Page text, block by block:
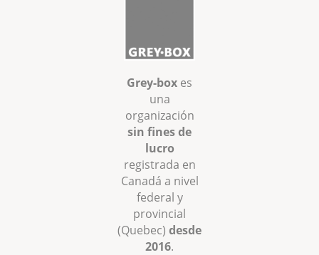
Grey-box es
una
organización
sin fines de
lucro
registrada en
Canadá a nivel
federal y
provincial
(Quebec) desde
2016.